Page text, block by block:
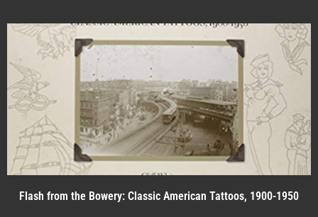
Flash from the Bowery: Classic American Tattoos, 1900-1950